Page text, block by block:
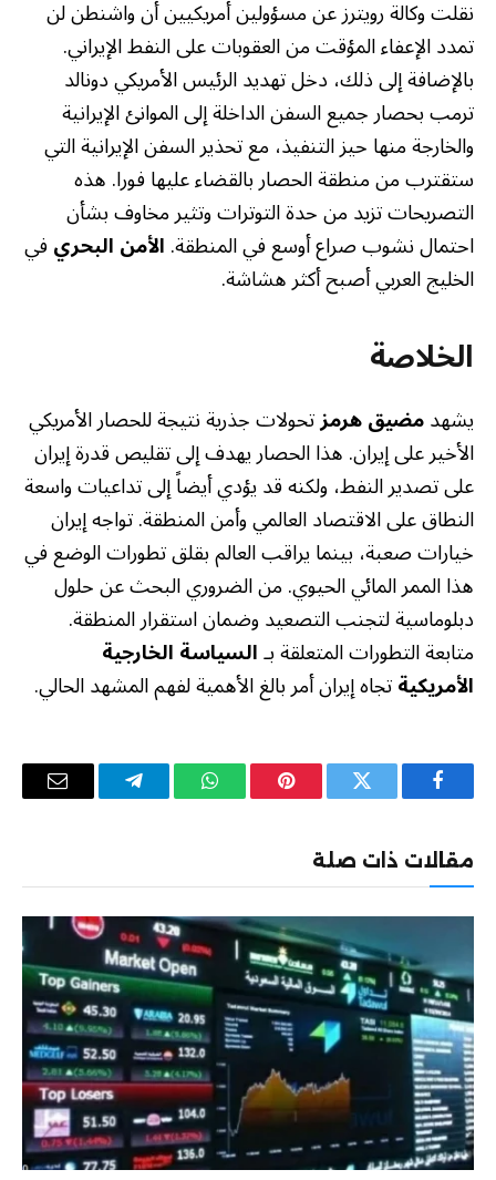
نقلت وكالة رويترز عن مسؤولين أمريكيين أن واشنطن لن
تمدد الإعفاء المؤقت من العقوبات على النفط الإيراني.
بالإضافة إلى ذلك، دخل تهديد الرئيس الأمريكي دونالد
ترمب بحصار جميع السفن الداخلة إلى الموانئ الإيرانية
والخارجة منها حيز التنفيذ، مع تحذير السفن الإيرانية التي
ستقترب من منطقة الحصار بالقضاء عليها فورا. هذه
التصريحات تزيد من حدة التوترات وتثير مخاوف بشأن
احتمال نشوب صراع أوسع في المنطقة.الأمن البحريفي
الخليج العربي أصبح أكثر هشاشة.
الخلاصة
يشهدمضيق هرمزتحولات جذرية نتيجة للحصار الأمريكي
الأخير على إيران. هذا الحصار يهدف إلى تقليص قدرة إيران
على تصدير النفط، ولكنه قد يؤدي أيضاً إلى تداعيات واسعة
النطاق على الاقتصاد العالمي وأمن المنطقة. تواجه إيران
خيارات صعبة، بينما يراقب العالم بقلق تطورات الوضع في
هذا الممر المائي الحيوي. من الضروري البحث عن حلول
دبلوماسية لتجنب التصعيد وضمان استقرار المنطقة.
متابعة التطورات المتعلقة بـالسياسة الخارجية
الأمريكيةتجاه إيران أمر بالغ الأهمية لفهم المشهد الحالي.
فيسبوك تويتر بينتيريستواتساب تيلقرام
البريد
مقالات ذات صلة